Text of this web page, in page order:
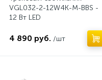
VGL032-2-12W4K-M-BBS -
12 Вт LED
4 890 руб. /шт